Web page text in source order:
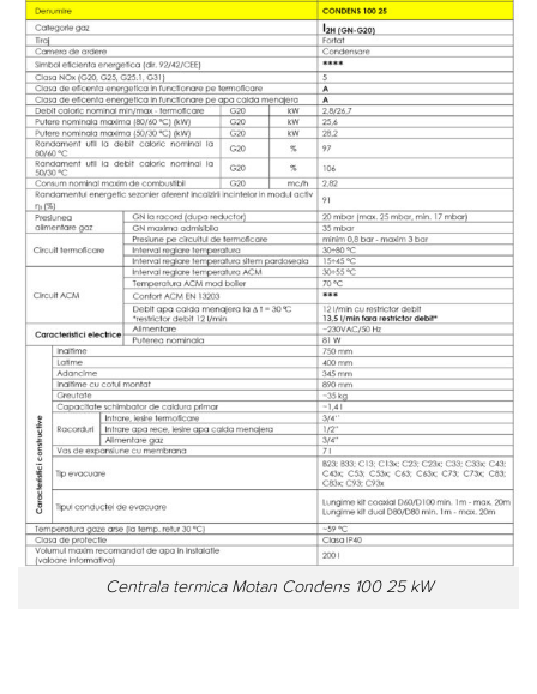
Centrala termica Motan Condens 100 25 kW